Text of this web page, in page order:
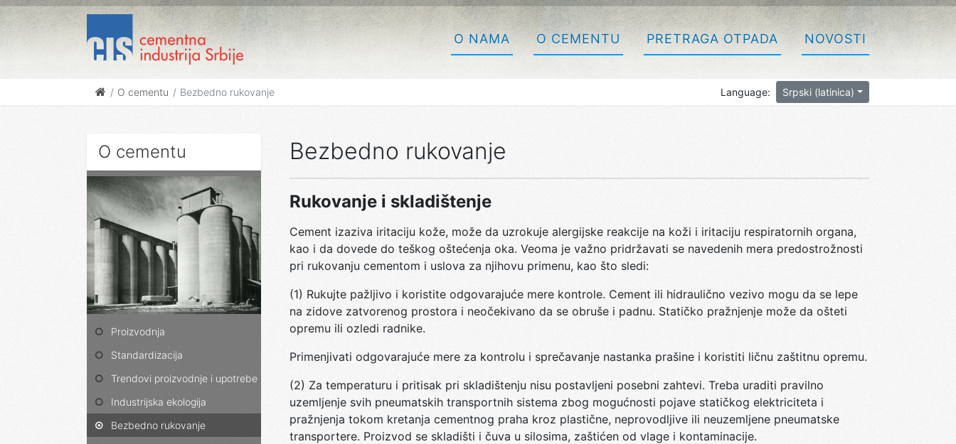
O NAMA O CEMENTU PRETRAGA OTPADA NOVOSTI
O cementu Bezbedno rukovanje Language: Srpski (latinica)
O cementu
Proizvodnja
Standardizacija
Trendovi proizvodnje i upotrebe
Industrijska ekologija
Bezbedno rukovanje
Bezbedno rukovanje
Rukovanje i skladištenje
Cement izaziva iritaciju kože, može da uzrokuje alergijske reakcije na koži i iritaciju respiratornih organa,
kao i da dovede do teškog oštećenja oka. Veoma je važno pridržavati se navedenih mera predostrožnosti
pri rukovanju cementom i uslova za njihovu primenu, kao što sledi:
(1) Rukujte pažljivo i koristite odgovarajuće mere kontrole. Cement ili hidraulično vezivo mogu da se lepe
na zidove zatvorenog prostora i neočekivano da se obruše i padnu. Statičko pražnjenje može da ošteti
opremu ili ozledi radnike.
Primenjivati odgovarajuće mere za kontrolu i sprečavanje nastanka prašine i koristiti ličnu zaštitnu opremu.
(2) Za temperaturu i pritisak pri skladištenju nisu postavljeni posebni zahtevi. Treba uraditi pravilno
uzemljenje svih pneumatskih transportnih sistema zbog mogućnosti pojave statičkog elektriciteta i
pražnjenja tokom kretanja cementnog praha kroz plastične, neprovodljive ili neuzemljene pneumatske
transportere. Proizvod se skladišti i čuva u silosima, zaštićen od vlage i kontaminacije.